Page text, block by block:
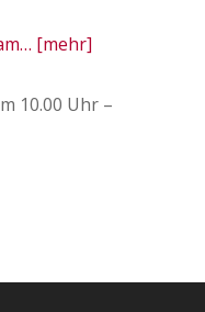
[mehr]
10.00 Uhr –